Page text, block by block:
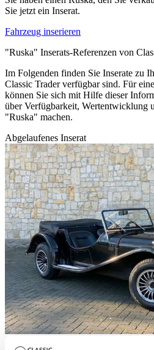
Sie jetzt ein Inserat.
Fahrzeug inserieren
"Ruska" Inserats-Referenzen von
Im Folgenden finden Sie Inserate zu
Classic Trader verfügbar sind. Für
können Sie sich mit Hilfe dieser
über Verfügbarkeit, Wertentwicklung
"Ruska" machen.
Abgelaufenes Inserat